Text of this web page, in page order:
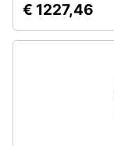
€ 1227,46